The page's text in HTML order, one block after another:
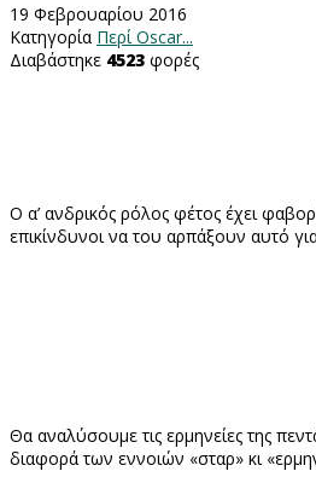
19 Φεβρουαρίου 2016
Κατηγορία Περί Oscar...
Διαβάστηκε 4523 φορές
Ο α’ ανδρικός ρόλος φέτος έχει
επικίνδυνοι να του αρπάξουν αυτό
Θα αναλύσουμε τις ερμηνείες της
διαφορά των εννοιών «σταρ» κι